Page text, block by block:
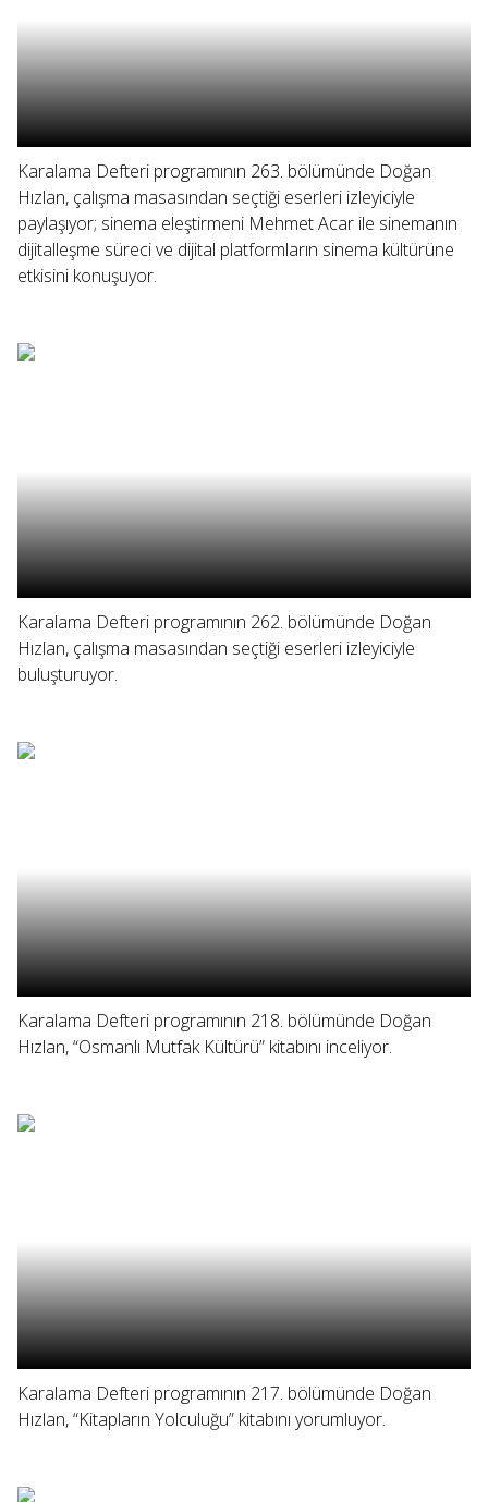
Karalama Defteri programının 263. bölümünde Doğan
Hızlan, çalışma masasından seçtiği eserleri izleyiciyle
paylaşıyor; sinema eleştirmeni Mehmet Acar ile sinemanın
dijitalleşme süreci ve dijital platformların sinema kültürüne
etkisini konuşuyor.
Karalama Defteri programının 262. bölümünde Doğan
Hızlan, çalışma masasından seçtiği eserleri izleyiciyle
buluşturuyor.
Karalama Defteri programının 218. bölümünde Doğan
Hızlan, “Osmanlı Mutfak Kültürü” kitabını inceliyor.
Karalama Defteri programının 217. bölümünde Doğan
Hızlan, “Kitapların Yolculuğu” kitabını yorumluyor.